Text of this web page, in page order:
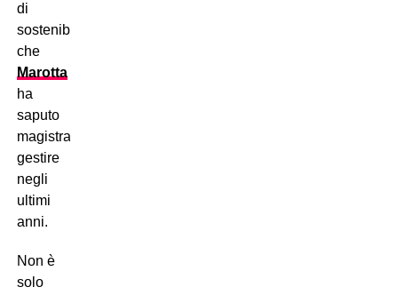
di
sostenibilità
che
Marotta
ha
saputo
magistralmente
gestire
negli
ultimi
anni.
Non è
solo